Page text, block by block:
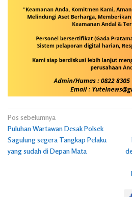
Navigasi
pos
Pos sebelumnya
Puluhan Wartawan Desak Polsek
Sagulung segera Tangkap Pelaku
yang sudah di Depan Mata